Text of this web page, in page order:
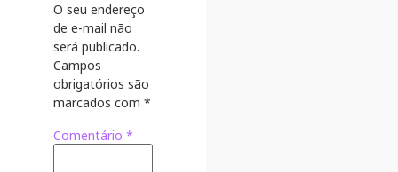
O seu endereço
de e-mail não
será publicado.
Campos
obrigatórios são
marcados com *
Comentário *